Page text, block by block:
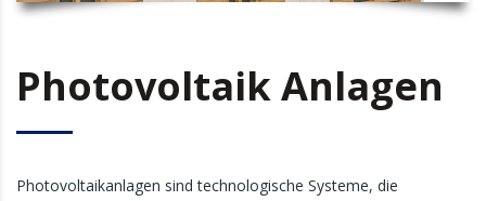
Photovoltaik Anlagen
Photovoltaikanlagen sind technologische Systeme, die